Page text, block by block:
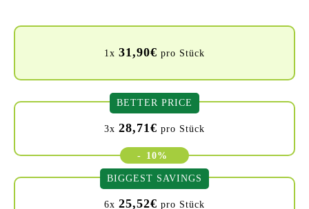
1x 31,90€ pro Stück
3x 28,71€ pro Stück
- 10%
BETTER PRICE
6x 25,52€ pro Stück
BIGGEST SAVINGS